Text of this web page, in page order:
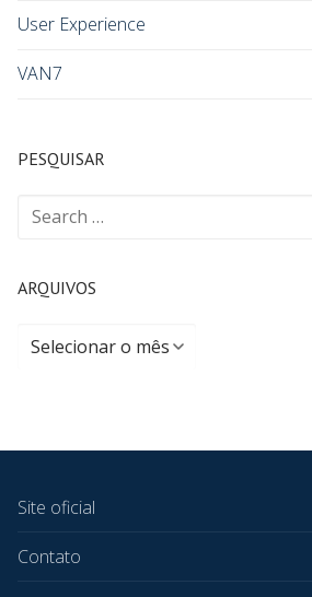
User Experience
VAN7
PESQUISAR
ARQUIVOS
Site oficial
Contato